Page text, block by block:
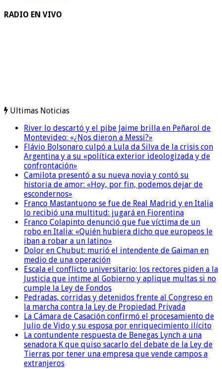
RADIO EN VIVO
Ultimas Noticias
River lo descartó y el pibe Jaime brilla en Peñarol de
Montevideo: «¿Nos dieron a Messi?»
Flávio Bolsonaro culpó a Lula da Silva de la crisis con
Argentina y a su «política exterior ideologizada y de
confrontación»
Camilota presentó a su nueva novia y contó su
historia de amor: «Hoy, por fin, podemos dejar de
escondernos»
Franco Mastantuono se fue de Real Madrid y en Italia
lo recibió una multitud: jugará en Fiorentina
Franco Colapinto denunció que fue víctima de un
robo en Italia: «Quién hubiera dicho que europeos le
iban a robar a un latino»
Dolor en Chubut: murió el intendente de Gaiman en
medio de una operación
Escala el conflicto universitario: los rectores piden a la
Justicia que intime al Gobierno y aplique multas si no
cumple la Ley de Fondos
Pedradas, corridas y detenidos frente al Congreso en
la marcha contra la Ley de Propiedad Privada
La Cámara de Casación confirmó el procesamiento de
Julio de Vido y su esposa por enriquecimiento ilícito
La contundente respuesta de Benegas Lynch a una
senadora K que quiso sacarlo del debate de la Ley de
Tierras por tener una empresa que vende campos a
extranjeros